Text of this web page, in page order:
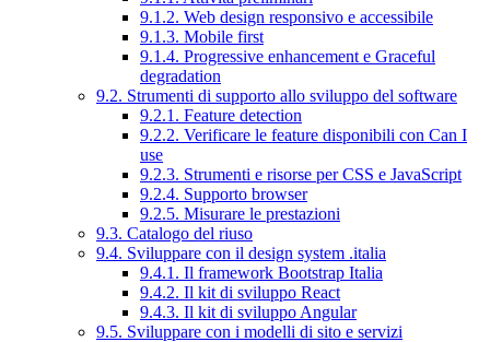
9.1.2. Web design responsivo e accessibile
9.1.3. Mobile first
9.1.4. Progressive enhancement e Graceful
degradation
9.2. Strumenti di supporto allo sviluppo del software
9.2.1. Feature detection
9.2.2. Verificare le feature disponibili con Can I
use
9.2.3. Strumenti e risorse per CSS e JavaScript
9.2.4. Supporto browser
9.2.5. Misurare le prestazioni
9.3. Catalogo del riuso
9.4. Sviluppare con il design system .italia
9.4.1. Il framework Bootstrap Italia
9.4.2. Il kit di sviluppo React
9.4.3. Il kit di sviluppo Angular
9.5. Sviluppare con i modelli di sito e servizi